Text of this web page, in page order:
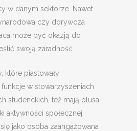
w danym sektorze. Nawet
czy dorywcza
może być okazją do
swoją zaradność.
które piastowały
w stowarzyszeniach
studenckich, też mają plusa
aktywności społecznej
jako osoba zaangażowana